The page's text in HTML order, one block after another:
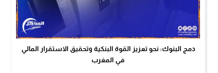
دمج البنوك: نحو تعزيز القوة البنكية وتحقيق الاستقرار المالي
في المغرب